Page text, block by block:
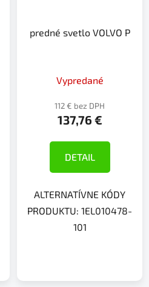
predné svetlo VOLVO P
Vypredané
112 € bez DPH
137,76 €
DETAIL
ALTERNATÍVNE KÓDY
PRODUKTU: 1EL010478-
101